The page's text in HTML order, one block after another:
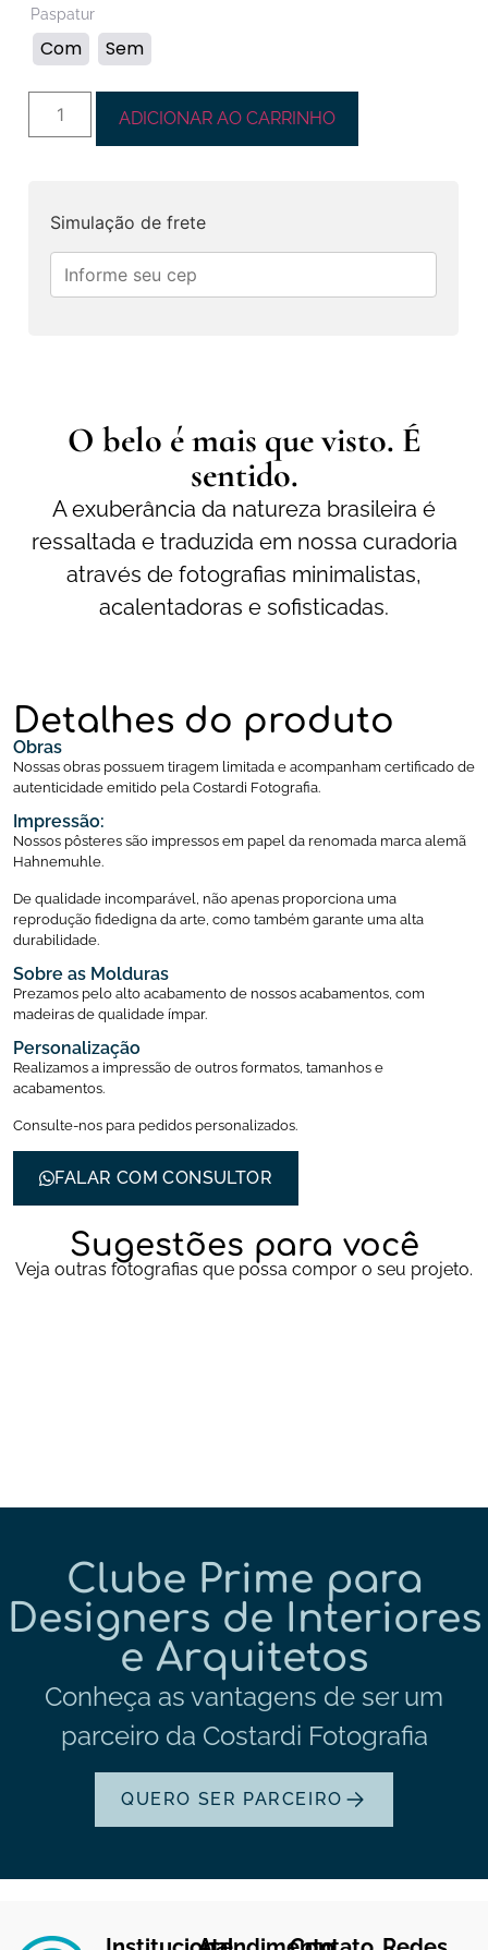
Paspatur
Com Sem
ADICIONAR AO CARRINHO
Simulação de frete
O belo é mais que visto. É
sentido.
A exuberância da natureza brasileira é
ressaltada e traduzida em nossa curadoria
através de fotografias minimalistas,
acalentadoras e sofisticadas.
Detalhes do produto
Obras
Nossas obras possuem tiragem limitada e acompanham certificado de
autenticidade emitido pela Costardi Fotografia.
Impressão:
Nossos pôsteres são impressos em papel da renomada marca alemã
Hahnemuhle.
De qualidade incomparável, não apenas proporciona uma
reprodução fidedigna da arte, como também garante uma alta
durabilidade.
Sobre as Molduras
Prezamos pelo alto acabamento de nossos acabamentos, com
madeiras de qualidade ímpar.
Personalização
Realizamos a impressão de outros formatos, tamanhos e
acabamentos.
Consulte-nos para pedidos personalizados.
FALAR COM CONSULTOR
Sugestões para você
Veja outras fotografias que possa compor o seu projeto.
Clube Prime para
Designers de Interiores
e Arquitetos
Conheça as vantagens de ser um
parceiro da Costardi Fotografia
QUERO SER PARCEIRO